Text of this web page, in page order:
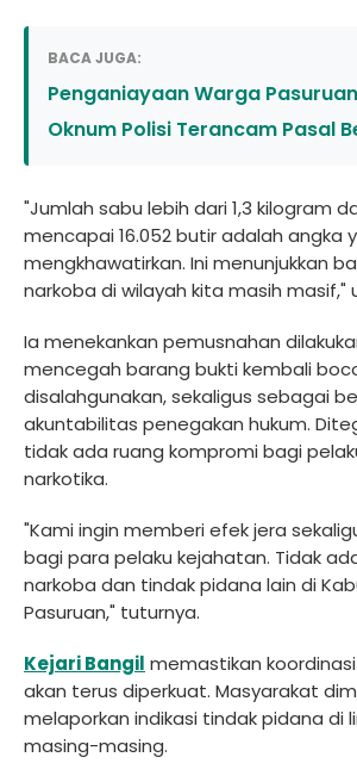
BACA JUGA:
Penganiayaan Warga
Oknum Polisi Terancam Pasal
"Jumlah sabu lebih dari 1,3 kilogram
mencapai 16.052 butir adalah angka
mengkhawatirkan. Ini menunjukkan
narkoba di wilayah kita masih masif,"
Ia menekankan pemusnahan
mencegah barang bukti kembali
disalahgunakan, sekaligus sebagai
akuntabilitas penegakan hukum.
tidak ada ruang kompromi bagi
narkotika.
"Kami ingin memberi efek jera
bagi para pelaku kejahatan. Tidak
narkoba dan tindak pidana lain di
Pasuruan," tuturnya.
Kejari Bangil memastikan
akan terus diperkuat. Masyarakat
melaporkan indikasi tindak pidana di
masing-masing.